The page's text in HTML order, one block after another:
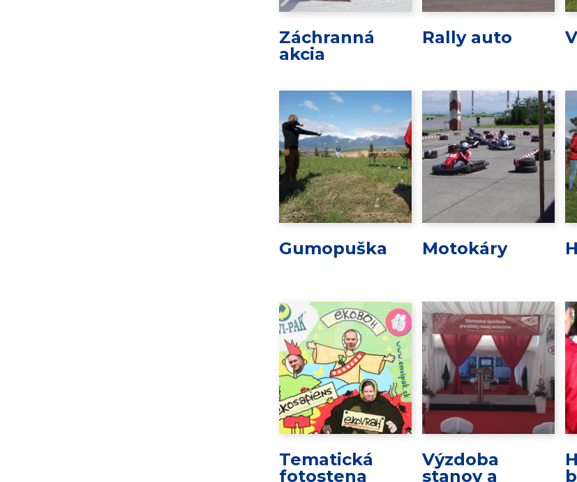
Záchranná
akcia
Rally auto
Gumopuška Motokáry
Tematická
fotostena
Výzdoba
stanov a